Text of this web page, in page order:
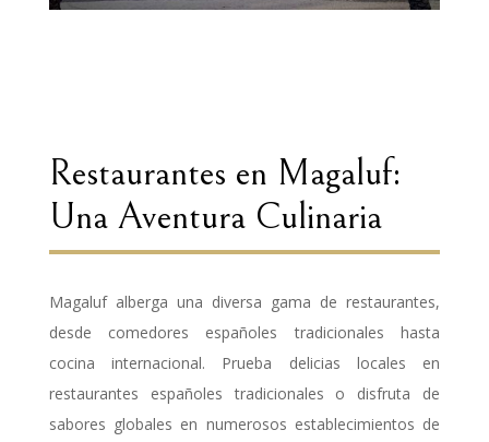
Restaurantes en Magaluf:
Una Aventura Culinaria
Magaluf alberga una diversa gama de restaurantes,
desde comedores españoles tradicionales hasta
cocina internacional. Prueba delicias locales en
restaurantes españoles tradicionales o disfruta de
sabores globales en numerosos establecimientos de